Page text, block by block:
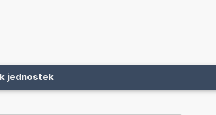
jednostek